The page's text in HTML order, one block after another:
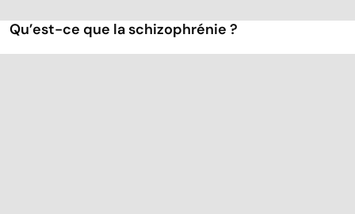
Qu’est-ce que la schizophrénie ?